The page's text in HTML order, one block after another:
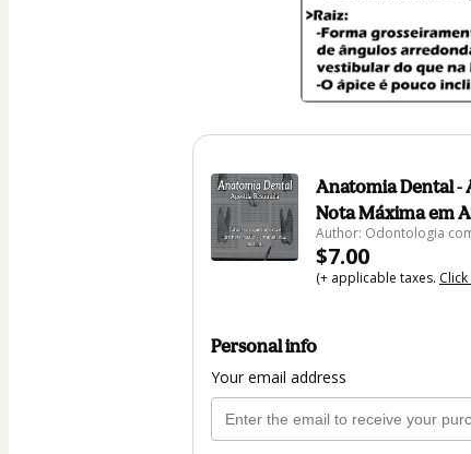
Anatomia Dental -
Nota Máxima em
Author: Odontologia
$7.00
(+ applicable taxes.
Personal info
Your email address